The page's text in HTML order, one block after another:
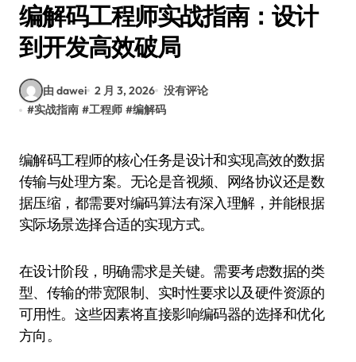
编解码工程师实战指南：设计
到开发高效破局
由 dawei 2 月 3, 2026 没有评论
#实战指南 #工程师 #编解码
编解码工程师的核心任务是设计和实现高效的数据
传输与处理方案。无论是音视频、网络协议还是数
据压缩，都需要对编码算法有深入理解，并能根据
实际场景选择合适的实现方式。
在设计阶段，明确需求是关键。需要考虑数据的类
型、传输的带宽限制、实时性要求以及硬件资源的
可用性。这些因素将直接影响编码器的选择和优化
方向。